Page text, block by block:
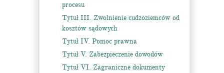
procesu
Tytuł III. Zwolnienie cudzoziemców od
kosztów sądowych
Tytuł IV. Pomoc prawna
Tytuł V. Zabezpieczenie dowodów
Tytuł VI. Zagraniczne dokumenty